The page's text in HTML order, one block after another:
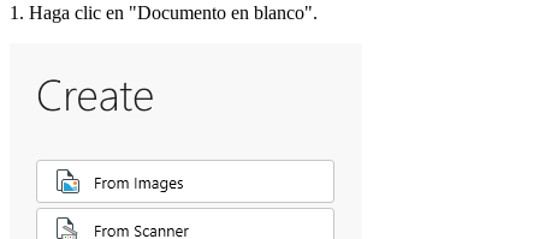
1. Haga clic en "Documento en blanco".